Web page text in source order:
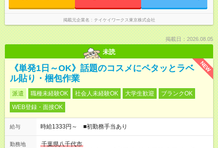
掲載元企業名 テイケイワークス東京株式会社
掲載日：2026.08.05
未読
NEW
《単発1日～OK》話題のコスメにペタッとラベ
ル貼り・梱包作業
派遣 職種未経験OK 社会人未経験OK 大学生歓迎
ブランクOK
WEB登録・面接OK
給与 時給1333円～ ■初勤務手当あり
勤務地
千葉県八千代市